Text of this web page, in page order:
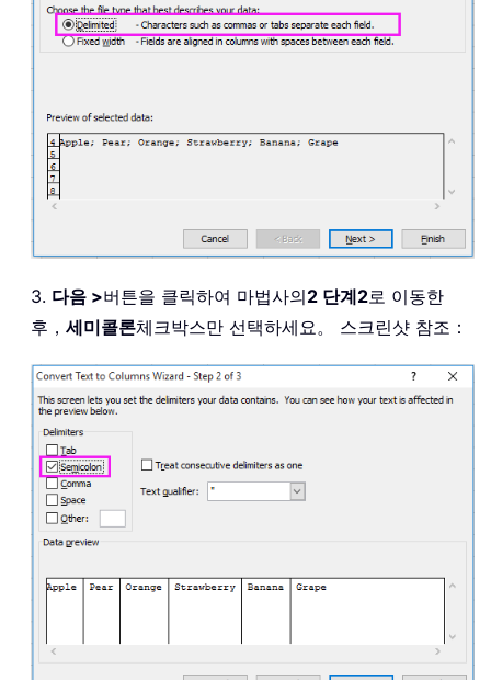
3. 다음 >버튼을 클릭하여 마법사의2 단계2로 이동한
후， 세미콜론체크박스만 선택하세요。 스크린샷 참조：